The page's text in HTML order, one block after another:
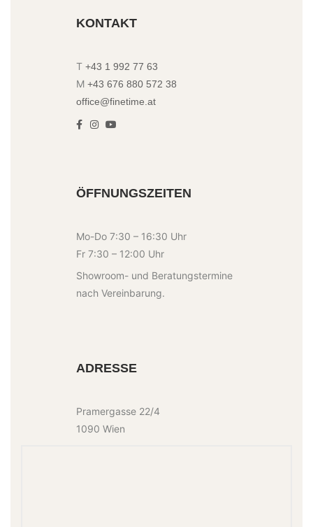
KONTAKT
T +43 1 992 77 63
M +43 676 880 572 38
office@finetime.at
ÖFFNUNGSZEITEN
Mo-Do 7:30 – 16:30 Uhr
Fr 7:30 – 12:00 Uhr
Showroom- und Beratungstermine
nach Vereinbarung.
ADRESSE
Pramergasse 22/4
1090 Wien